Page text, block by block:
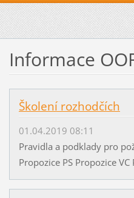
Informace
Školení rozhodčích
01.04.2019 08:11
Pravidla a podklady pro
Propozice PS Propozice VC